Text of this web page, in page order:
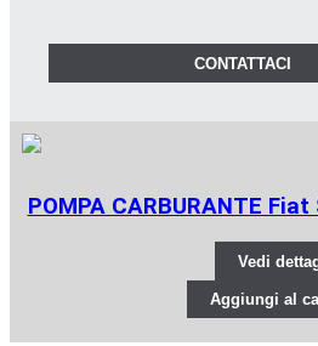
CONTATTACI
POMPA CARBURANTE
Vedi
Aggiungi al